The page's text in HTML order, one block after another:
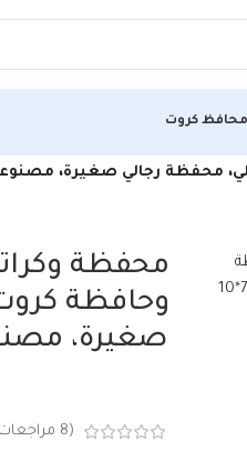
محافظ كروت
رجالي صغيرة، مصنوعة من
محفظة
وحافظة
صغيرة،
(
8